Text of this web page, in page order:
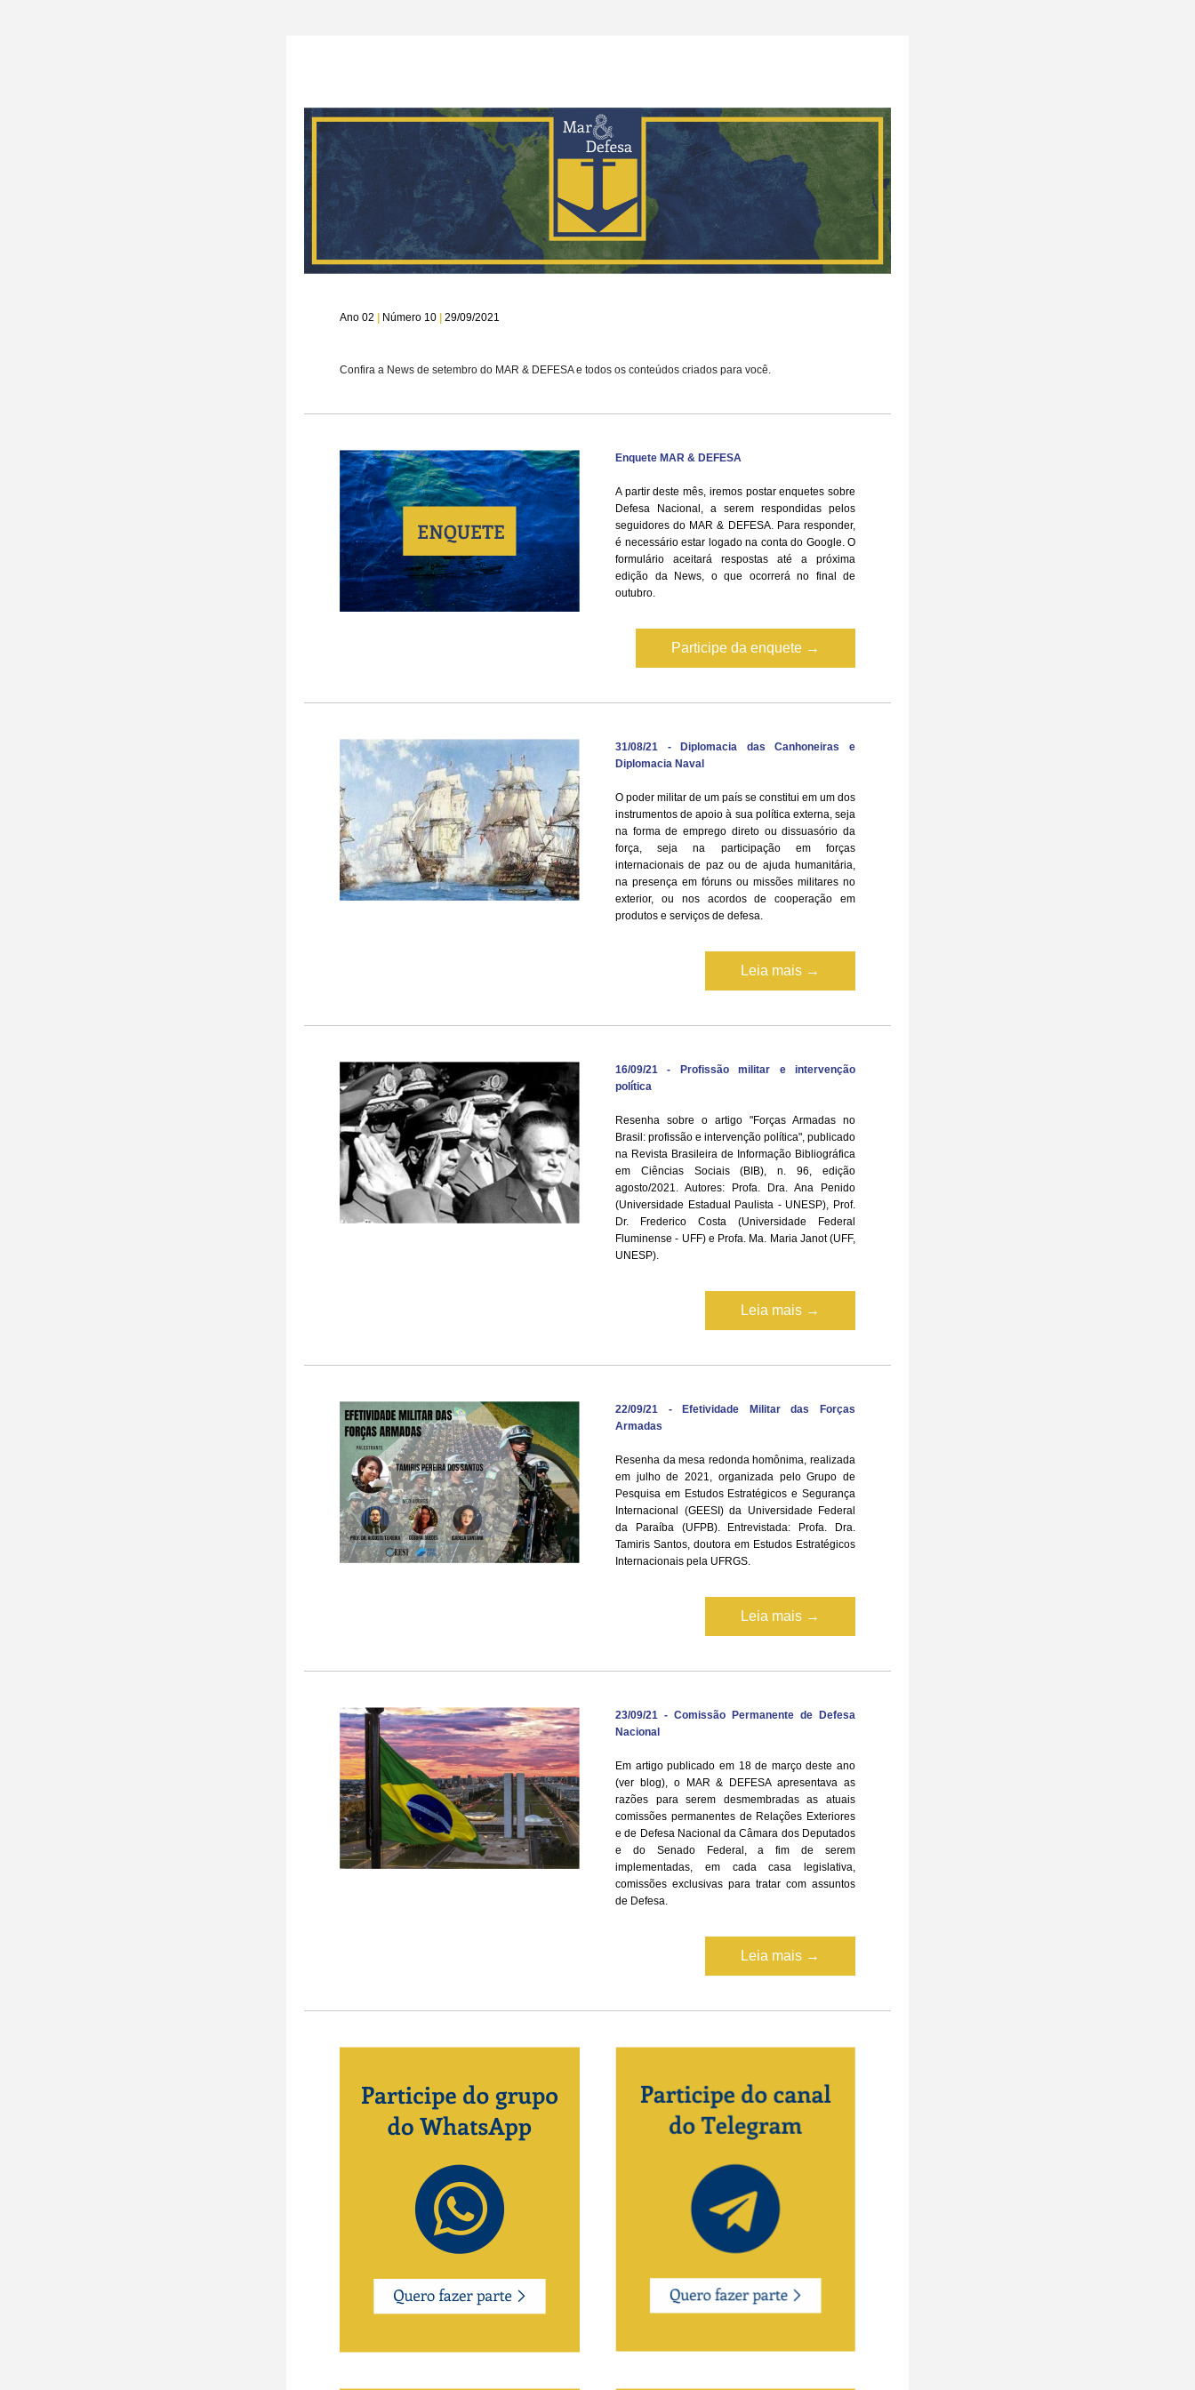
Ano 02 Número 10 29/09/2021
Confira a News de setembro do MAR & DEFESA e todos os conteúdos criados para você.
Enquete MAR & DEFESA
A partir deste mês, iremos postar enquetes sobre
Defesa Nacional, a serem respondidas pelos
seguidores do MAR & DEFESA. Para responder,
é necessário estar logado na conta do Google. O
formulário aceitará respostas até a próxima
edição da News, o que ocorrerá no final de
outubro.
Participe da enquete →
31/08/21 - Diplomacia das Canhoneiras e
Diplomacia Naval
O poder militar de um país se constitui em um dos
instrumentos de apoio à sua política externa, seja
na forma de emprego direto ou dissuasório da
força, seja na participação em forças
internacionais de paz ou de ajuda humanitária,
na presença em fóruns ou missões militares no
exterior, ou nos acordos de cooperação em
produtos e serviços de defesa.
Leia mais →
16/09/21 - Profissão militar e intervenção
política
Resenha sobre o artigo "Forças Armadas no
Brasil: profissão e intervenção política", publicado
na Revista Brasileira de Informação Bibliográfica
em Ciências Sociais (BIB), n. 96, edição
agosto/2021. Autores: Profa. Dra. Ana Penido
(Universidade Estadual Paulista - UNESP), Prof.
Dr. Frederico Costa (Universidade Federal
Fluminense - UFF) e Profa. Ma. Maria Janot (UFF,
UNESP).
Leia mais →
22/09/21 - Efetividade Militar das Forças
Armadas
Resenha da mesa redonda homônima, realizada
em julho de 2021, organizada pelo Grupo de
Pesquisa em Estudos Estratégicos e Segurança
Internacional (GEESI) da Universidade Federal
da Paraíba (UFPB). Entrevistada: Profa. Dra.
Tamiris Santos, doutora em Estudos Estratégicos
Internacionais pela UFRGS.
Leia mais →
23/09/21 - Comissão Permanente de Defesa
Nacional
Em artigo publicado em 18 de março deste ano
(ver blog), o MAR & DEFESA apresentava as
razões para serem desmembradas as atuais
comissões permanentes de Relações Exteriores
e de Defesa Nacional da Câmara dos Deputados
e do Senado Federal, a fim de serem
implementadas, em cada casa legislativa,
comissões exclusivas para tratar com assuntos
de Defesa.
Leia mais →